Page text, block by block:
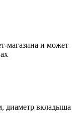
магазина и может
диаметр вкладыша